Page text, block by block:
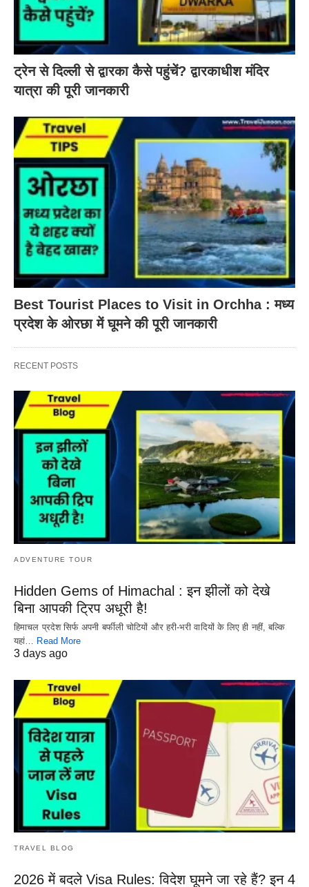
ट्रेन से दिल्ली से द्वारका कैसे पहुंचें? द्वारकाधीश मंदिर
यात्रा की पूरी जानकारी
Best Tourist Places to Visit in Orchha : मध्य
प्रदेश के ओरछा में घूमने की पूरी जानकारी
RECENT POSTS
ADVENTURE TOUR
Hidden Gems of Himachal : इन झीलों को देखे
बिना आपकी ट्रिप अधूरी है!
हिमाचल प्रदेश सिर्फ अपनी बर्फीली चोटियों और हरी-भरी वादियों के लिए ही नहीं, बल्कि
यहां…
Read More
3 days ago
TRAVEL BLOG
2026 में बदले Visa Rules: विदेश घूमने जा रहे हैं? इन 4